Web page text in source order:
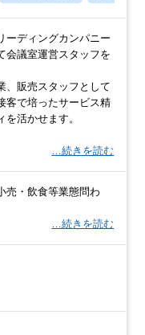
ディングカンパニー
会議室運営スタッフを
、販売スタッフとして
客で培ったサービス精
活かせます。
…続きを読む
売・飲食等業態問わ
…続きを読む